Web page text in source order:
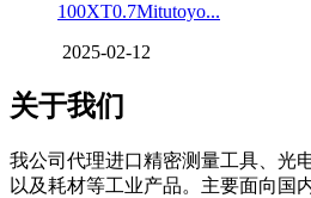
100XT0.7Mitutoyo...
2025-02-12
关于我们
我公司代理进口精密测量工具、光
以及耗材等工业产品。主要面向国